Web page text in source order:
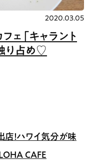
ェ「キャラント
り占め♡
2020.03.05
店！ハワイ気分が味
CAFE